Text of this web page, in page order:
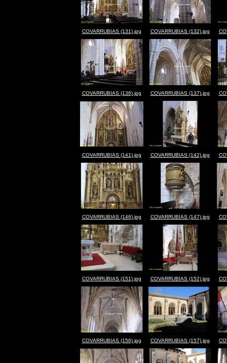
COVARRUBIAS (131).jpg COVARRUBIAS (132).jpg
COVARRUBIAS (136).jpg COVARRUBIAS (137).jpg
COVARRUBIAS (141).jpg COVARRUBIAS (142).jpg
COVARRUBIAS (146).jpg COVARRUBIAS (147).jpg
COVARRUBIAS (151).jpg COVARRUBIAS (152).jpg
COVARRUBIAS (156).jpg COVARRUBIAS (157).jpg